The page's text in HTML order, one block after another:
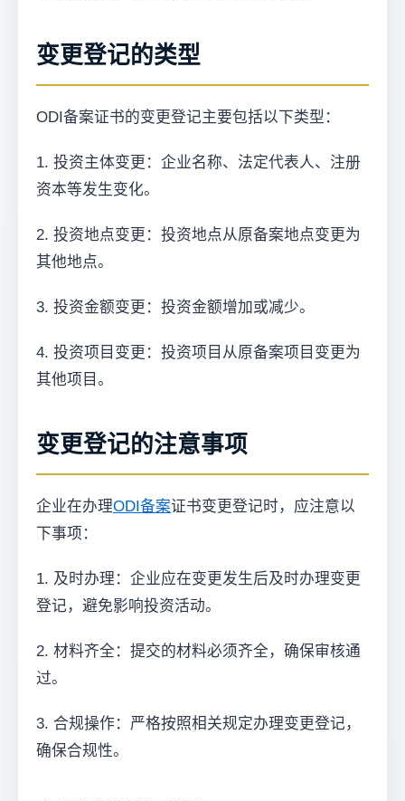
变更登记的类型
ODI备案证书的变更登记主要包括以下类型：
1. 投资主体变更：企业名称、法定代表人、注册
资本等发生变化。
2. 投资地点变更：投资地点从原备案地点变更为
其他地点。
3. 投资金额变更：投资金额增加或减少。
4. 投资项目变更：投资项目从原备案项目变更为
其他项目。
变更登记的注意事项
企业在办理ODI备案证书变更登记时，应注意以
下事项：
1. 及时办理：企业应在变更发生后及时办理变更
登记，避免影响投资活动。
2. 材料齐全：提交的材料必须齐全，确保审核通
过。
3. 合规操作：严格按照相关规定办理变更登记，
确保合规性。